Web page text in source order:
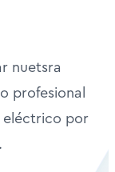
nuetsra
profesional
eléctrico por